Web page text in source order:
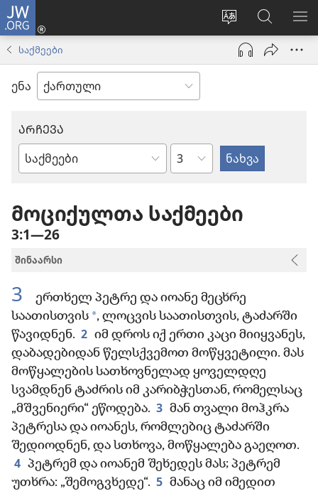
JW.ORG
ვებსაიტის
ენის
შეცვლა
შესვლა
(გაიხსნება
ახალი
ფანჯარა)
ძებნა
JW.ORG
საქმეები
ენა
ᲐᲠᲩᲔᲕᲐ
ბიბლიის
თავი
მოციქულთა საქმეები
3:1—26
შინაარსი
3
ერთხელ პეტრე და იოანე მეცხრე
საათისთვის *, ლოცვის საათისთვის, ტაძარში
წავიდნენ. 2 იმ დროს იქ ერთი კაცი მიიყვანეს,
დაბადებიდან წელსქვემოთ მოწყვეტილი. მას
მოწყალების სათხოვნელად ყოველდღე
სვამდნენ ტაძრის იმ კარიბჭესთან, რომელსაც
„მშვენიერი“ ეწოდება. 3 მან თვალი მოჰკრა
პეტრესა და იოანეს, რომლებიც ტაძარში
შედიოდნენ, და სთხოვა, მოწყალება გაეღოთ.
4 პეტრემ და იოანემ შეხედეს მას; პეტრემ
უთხრა: „შემოგვხედე“. 5 მანაც იმ იმედით